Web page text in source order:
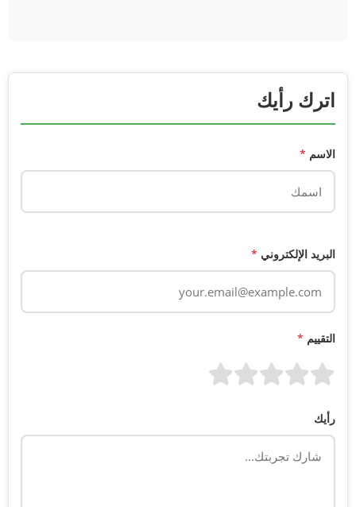
اترك رأيك
الاسم *
البريد الإلكتروني *
التقييم *
رأيك